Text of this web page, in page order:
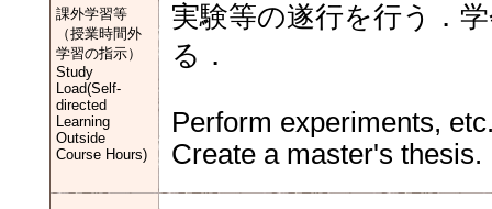
課外学習等
（授業時間外
学習の指示）
Study
Load(Self-
directed
Learning
Outside
Course Hours)
実験等の遂行を行う．
る．
Perform experiments,
Create a master's thesis.